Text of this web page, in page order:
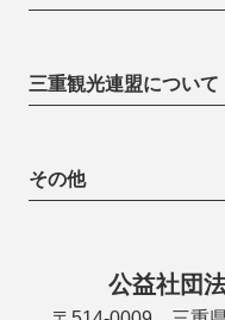
三重観光連盟について
その他
公益社団